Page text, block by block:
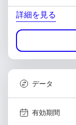
詳細を見る
データ
有効期間